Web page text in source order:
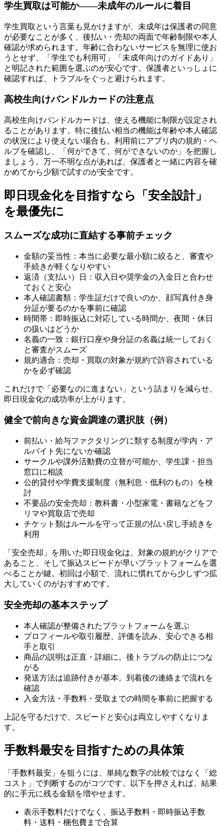
学生買取は可能か——未成年のルールに着目
学生買取という言葉も見かけますが、未成年は保護者の同意
が必要なことが多く、後払い・売却の両面で年齢制限や本人
確認が求められます。年齢に合わないサービスを無理に使お
うとせず、「学生でも利用可」「未成年向けのガイドあり」
と明記された範囲を選ぶのが安心です。保護者といっしょに
確認すれば、トラブルをぐっと避けられます。
高校生向けバンドルカードの注意点
高校生向けバンドルカードは、使える機能に制限が設定され
ることがあります。特に後払い相当の機能は年齢や本人確認
の状況により使えない場合も。利用前にアプリ内の規約・ヘ
ルプを確認し、「何ができて、何ができないのか」を把握し
ましょう。万一不明な点があれば、保護者と一緒に内容を確
かめてから少額で試すのが安全です。
即日現金化を目指すなら「安全設計」
を最優先に
スムーズな成功に直結する事前チェック
金額の妥当性：本当に必要な最小額に絞ると、審査や
手続きが軽くなりやすい
返済（支払い）日：収入日や奨学金の入金日と合わせ
ておくと安心
本人確認書類：学生証だけで良いのか、顔写真付き身
分証が要るのかを事前に確認
時間帯：即時振込に対応している時間か、夜間・休日
の扱いはどうか
名義の一致：銀行口座や身分証の名義は統一しておく
と審査がスムーズ
規約適合：売却・買取の対象が規約で許容されている
かを必ず確認
これだけで「必要なのに進まない」という詰まりを減らせ、
即日現金化の成功率が上がります。
健全で前向きな資金調達の選択肢（例）
前払い・給与ファクタリングに類する制度が学内・ア
ルバイト先にないか確認
サークルや課外活動費の立替が可能か、学生課・担当
窓口に相談
公的貸付や学費支援制度（無利息・低利のもの）を検
討
不要品の安全売却：教科書・小型家電・書籍などをフ
リマや買取店で売却
チケット類はルールを守って正規の払い戻し手続きを
利用
「安全売却」を用いた即日現金化は、対象の規約がクリアで
あること、そして振込スピードが早いプラットフォームを選
べることが鍵。初回は小額で、流れに慣れてから少しずつ拡
大していくのがおすすめです。
安全売却の基本ステップ
本人確認が整備されたプラットフォームを選ぶ
プロフィールや取引履歴、評価を読み、安心できる相
手と取引
商品の説明は正直・詳細に。後トラブルの防止につな
がる
発送方法は追跡付きが基本。到着後の連絡まで流れを
確認
入金方法・手数料・受取までの時間を事前に把握する
上記を守るだけで、スピードと安心は両立しやすくなりま
す。
手数料最安を目指すための具体策
「手数料最安」を狙うには、単純な数字の比較ではなく「総
コスト」で判断するのがコツです。以下を押さえれば、結果
的に手元に残る金額を増やせます。
表示手数料だけでなく、振込手数料・即時振込手数
料・送料・梱包費まで合算